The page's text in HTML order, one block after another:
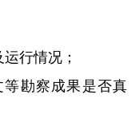
行情况；
勘察成果是否真